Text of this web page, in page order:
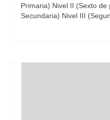
Primaria) Nivel II (Sexto
Secundaria) Nivel III